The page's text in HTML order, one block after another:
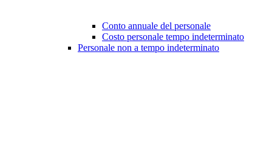
Conto annuale del personale
Costo personale tempo indeterminato
Personale non a tempo indeterminato